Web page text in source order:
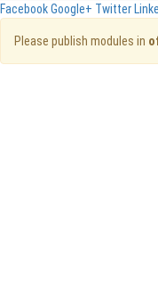
FacebookGoogle+ Twitter
Please publish modules in